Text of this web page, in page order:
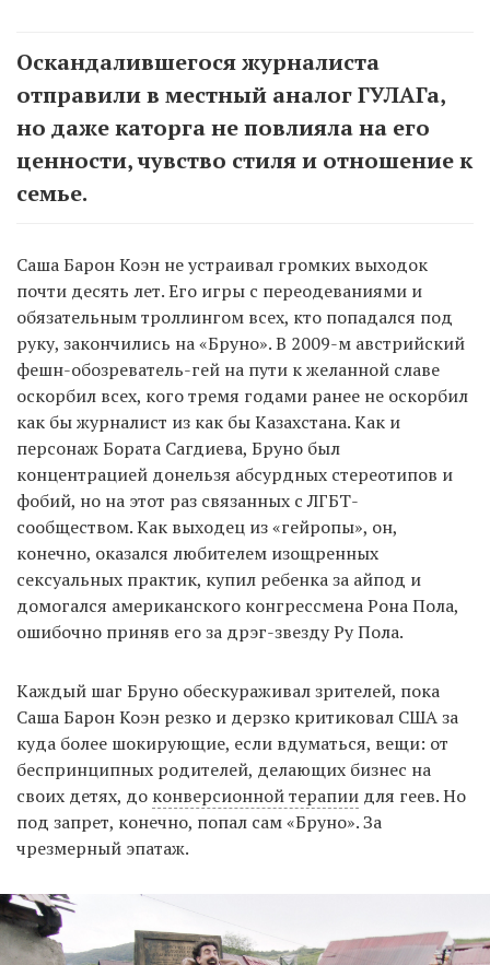
Оскандалившегося журналиста
отправили в местный аналог ГУЛАГа,
но даже каторга не повлияла на его
ценности, чувство стиля и отношение к
семье.
Саша Барон Коэн не устраивал громких выходок
почти десять лет. Его игры с переодеваниями и
обязательным троллингом всех, кто попадался под
руку, закончились на «Бруно». В 2009-м австрийский
фешн-обозреватель-гей на пути к желанной славе
оскорбил всех, кого тремя годами ранее не оскорбил
как бы журналист из как бы Казахстана. Как и
персонаж Бората Сагдиева, Бруно был
концентрацией донельзя абсурдных стереотипов и
фобий, но на этот раз связанных с ЛГБТ-
сообществом. Как выходец из «гейропы», он,
конечно, оказался любителем изощренных
сексуальных практик, купил ребенка за айпод и
домогался американского конгрессмена Рона Пола,
ошибочно приняв его за дрэг-звезду Ру Пола.
Каждый шаг Бруно обескураживал зрителей, пока
Саша Барон Коэн резко и дерзко критиковал США за
куда более шокирующие, если вдуматься, вещи: от
беспринципных родителей, делающих бизнес на
своих детях, до конверсионной терапии для геев. Но
под запрет, конечно, попал сам «Бруно». За
чрезмерный эпатаж.